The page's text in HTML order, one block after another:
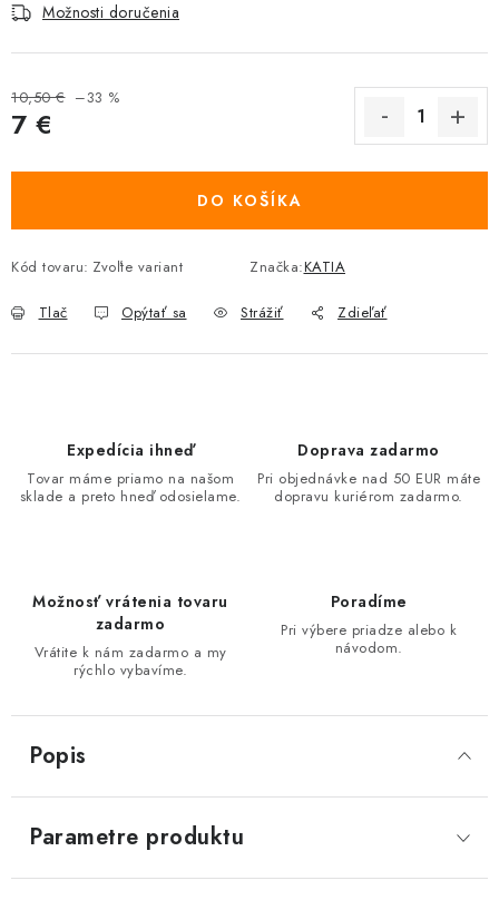
Možnosti doručenia
10,50 € –33 %
7 €
DO KOŠÍKA
Kód tovaru: Zvoľte variant Značka:KATIA
Tlač Opýtať sa Strážiť Zdieľať
Expedícia ihneď
Tovar máme priamo na našom
sklade a preto hneď odosielame.
Doprava zadarmo
Pri objednávke nad 50 EUR máte
dopravu kuriérom zadarmo.
Možnosť vrátenia tovaru
zadarmo
Vrátite k nám zadarmo a my
rýchlo vybavíme.
Poradíme
Pri výbere priadze alebo k
návodom.
Popis
Parametre produktu